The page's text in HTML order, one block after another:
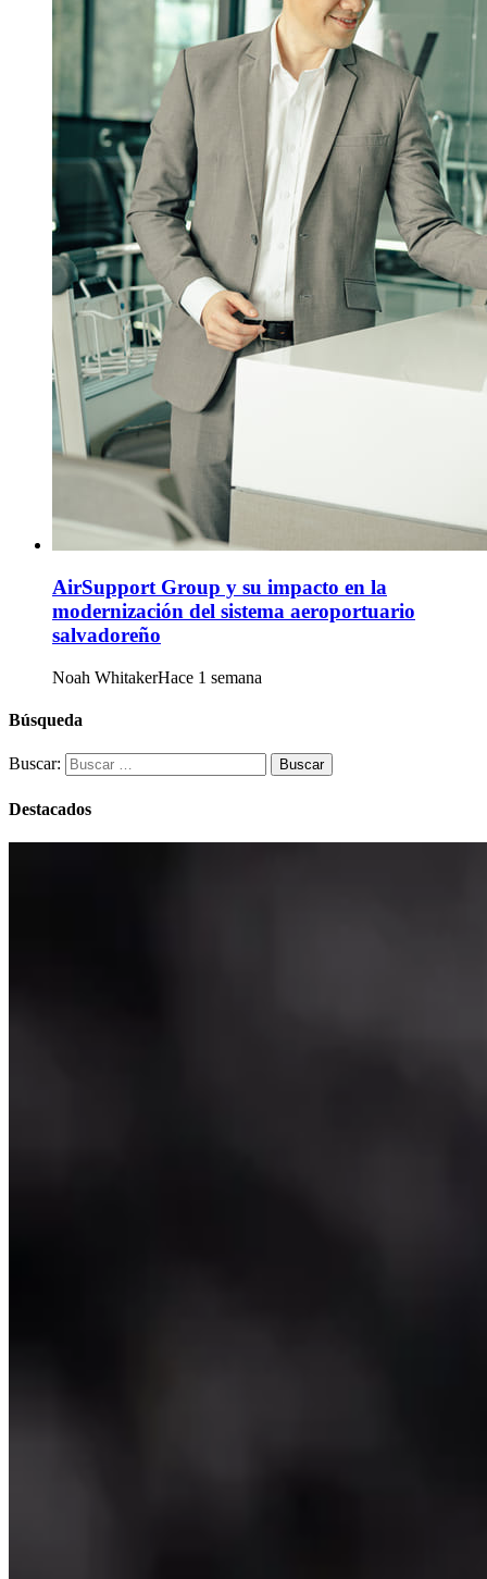
AirSupport Group y su impacto en la
modernización del sistema aeroportuario
salvadoreño
Noah WhitakerHace 1 semana
Búsqueda
Buscar:
Destacados